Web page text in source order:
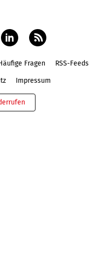
Fragen RSS-Feeds
Impressum